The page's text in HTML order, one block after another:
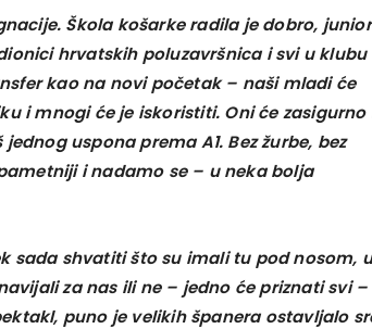
Škola košarke radila je dobro,
hrvatskih poluzavršnica i svi u klubu
kao na novi početak – naši mladi će
i mnogi će je iskoristiti. Oni će zasigurno
uspona prema A1. Bez žurbe, bez
i nadamo se – u neka bolja
sada shvatiti što su imali tu pod nosom, u
za nas ili ne – jedno će priznati svi –
puno je velikih španera ostavljalo